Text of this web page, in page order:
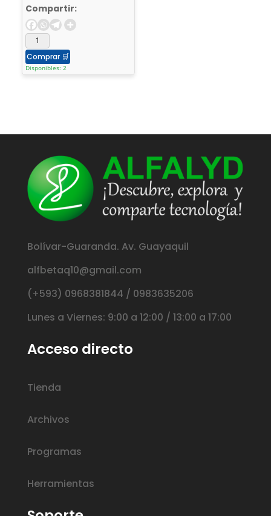
Compartir:
Comprar 🛒
Disponibles: 2
Bolívar-Guaranda. Av. Guayaquil
alfbetaq10@gmail.com
(+593) 0968381844 / 0983635206
Lunes a Viernes: 9:00 a 12:00 / 13:00 a 17:00
Acceso directo
Tienda
Archivos
Programas
Herramientas